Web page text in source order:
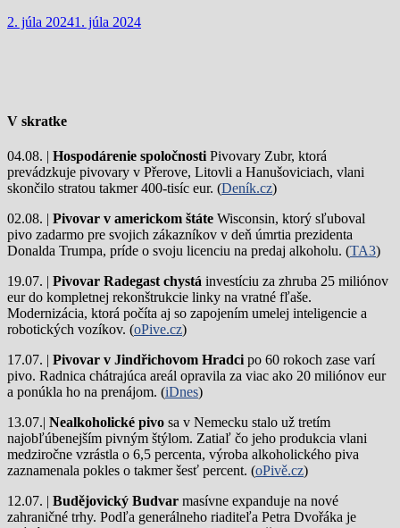
2. júla 20241. júla 2024
V skratke
04.08. | Hospodárenie spoločnostiPivovary Zubr, ktorá
prevádzkuje pivovary v Přerove, Litovli a Hanušoviciach, vlani
skončilo stratou takmer 400-tisíc eur. (Deník.cz)
02.08. | Pivovar v americkom štáte Wisconsin, ktorý sľuboval
pivo zadarmo pre svojich zákazníkov v deň úmrtia prezidenta
Donalda Trumpa, príde o svoju licenciu na predaj alkoholu. (TA3)
19.07. | Pivovar Radegast chystá investíciu za zhruba 25 miliónov
eur do kompletnej rekonštrukcie linky na vratné fľaše.
Modernizácia, ktorá počíta aj so zapojením umelej inteligencie a
robotických vozíkov. (oPive.cz)
17.07. | Pivovar v Jindřichovom Hradcipo 60 rokoch zase varí
pivo. Radnica chátrajúca areál opravila za viac ako 20 miliónov eur
a ponúkla ho na prenájom. (iDnes)
13.07.| Nealkoholické pivo sa v Nemecku stalo už tretím
najobľúbenejším pivným štýlom. Zatiaľ čo jeho produkcia vlani
medziročne vzrástla o 6,5 percenta, výroba alkoholického piva
zaznamenala pokles o takmer šesť percent. (oPivě.cz)
12.07. | Budějovický Budvar masívne expanduje na nové
zahraničné trhy. Podľa generálneho riaditeľa Petra Dvořáka je